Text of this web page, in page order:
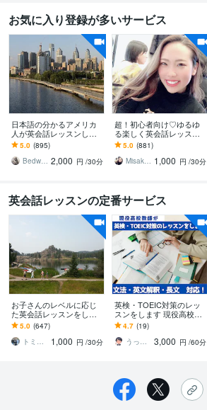
お気に入り登録が多いサービス
日本語の分かるアメリカ
人が英会話レッスンしま
す アメリカ出身でTEFL有
資格者が生きた英語を教
えますよ
5.0 (895)
Bedwards13 2,000 円 /30分
超！初心者向け♡ゆるゆ
る楽しく英会話レッスン
します あなたのペースで
ゆるゆる英会話レッスン
♡
5.0 (881)
Misaki_ Michelle 1,000 円 /30分
英会話レッスンの定番サービス
お子さんのレベルに応じ
た英会話レッスンをしま
す 続けたい！と思っても
らえる楽しいレッスン♪
5.0 (647)
トミー tommy
1,000 円 /30分
英検・TOEIC対策のレッ
スンをします 現役高校英
語講師がオリジナル教材
を使って解説します！
4.7 (19)
うっちん／教える専門家
3,000 円 /60分